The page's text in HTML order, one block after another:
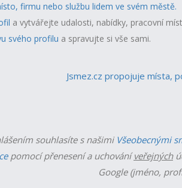
firmu nebo službu lidem ve svém městě.
a vytvářejte udalosti, nabídky, pracovní
svého profilu a spravujte si vše sami.
Jsmez.cz propojuje místa,
souhlasíte s našimi Všeobecnými
pomocí přenesení a uchováníveřejných
Google (jméno,